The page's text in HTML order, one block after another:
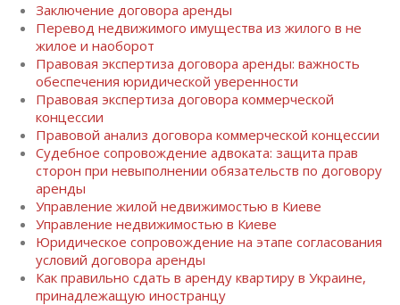
Заключение договора аренды
Перевод недвижимого имущества из жилого в не
жилое и наоборот
Правовая экспертиза договора аренды: важность
обеспечения юридической уверенности
Правовая экспертиза договора коммерческой
концессии
Правовой анализ договора коммерческой концессии
Судебное сопровождение адвоката: защита прав
сторон при невыполнении обязательств по договору
аренды
Управление жилой недвижимостью в Киеве
Управление недвижимостью в Киеве
Юридическое сопровождение на этапе согласования
условий договора аренды
Как правильно сдать в аренду квартиру в Украине,
принадлежащую иностранцу